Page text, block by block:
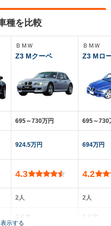
種を比較
ＢＭＷ
Z3 Mクーペ
695～730万円
924.5万円
4.3
2人
3ドア
ＢＭＷ
Z3 Mロ
695～730
694万円
4.2
2人
2ドア
示する